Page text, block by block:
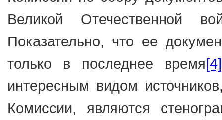
Великой Отечественной
Показательно, что ее
только в последнее время[4]
интересным видом
Комиссии, являются